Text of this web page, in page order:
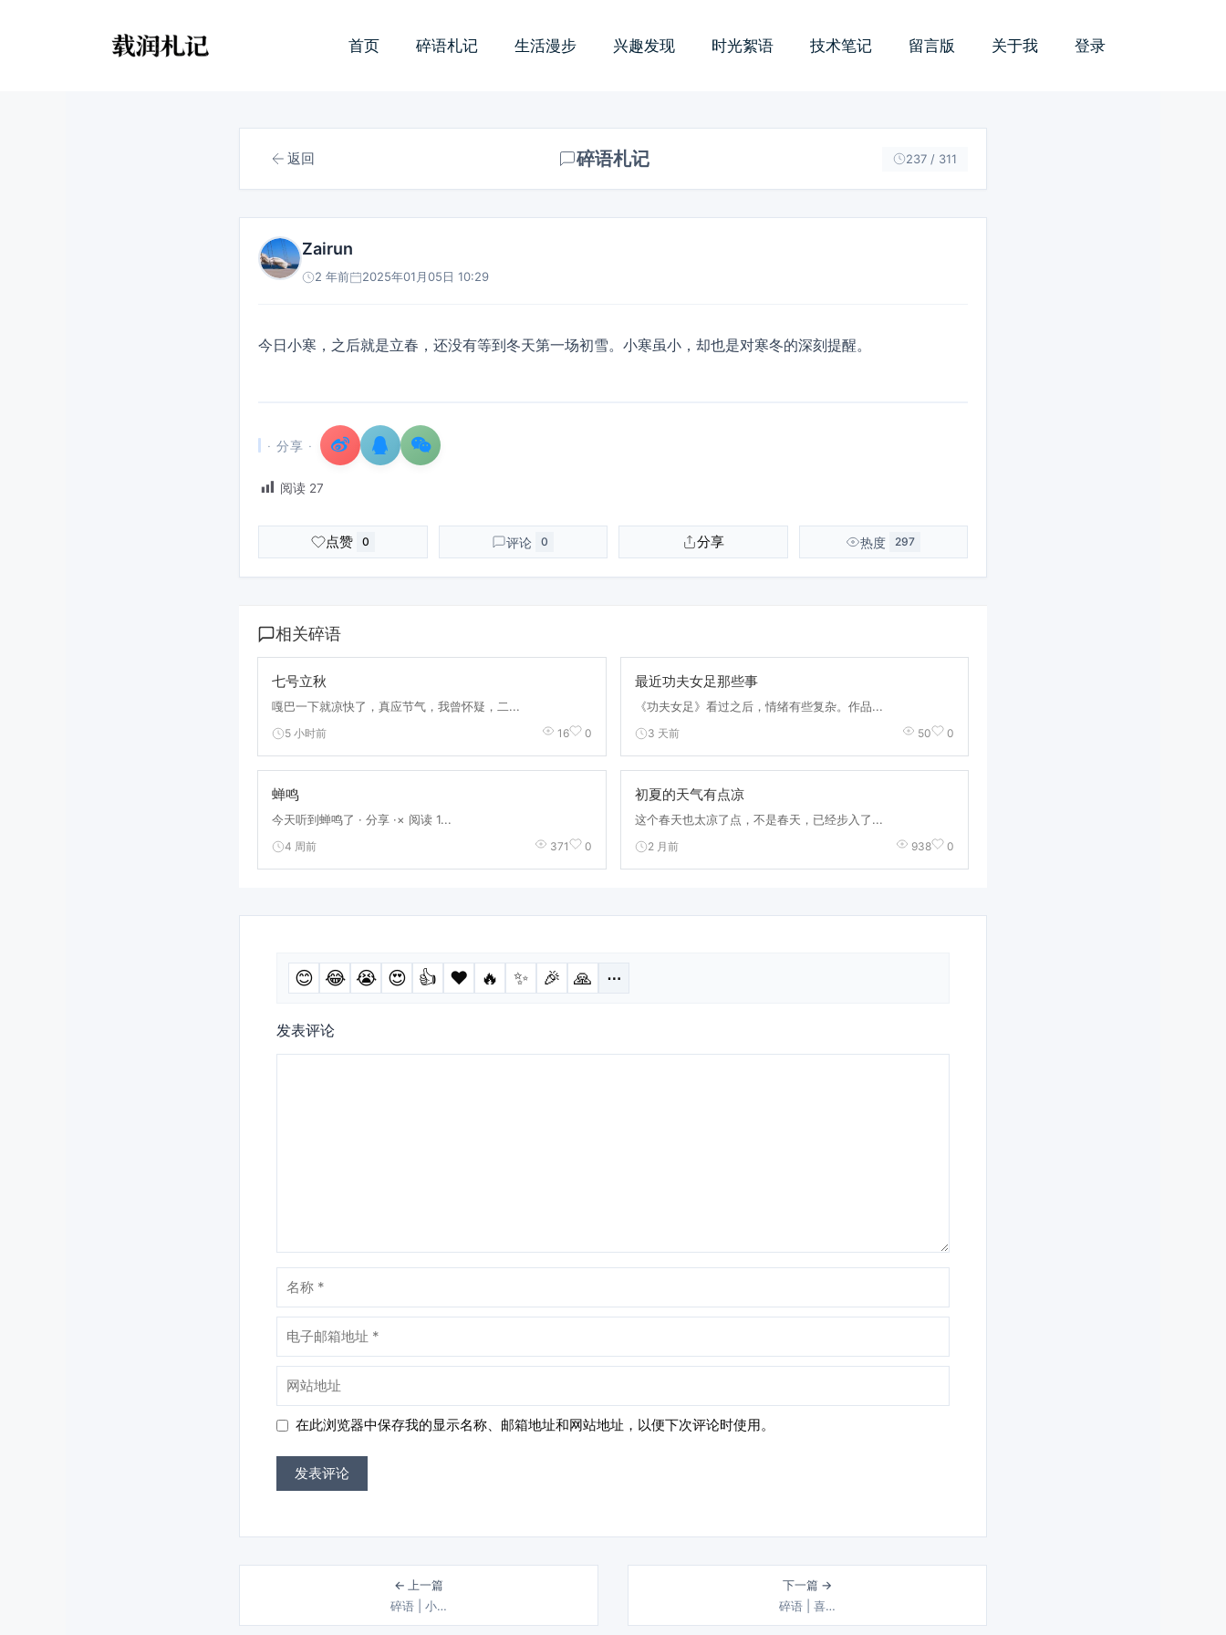
首页 碎语札记 生活漫步 兴趣发现 时光絮语 技术笔记 留言版 关于我 登录
返回 碎语札记 237 / 311
Zairun
2 年前 2025年01月05日 10:29
今日小寒，之后就是立春，还没有等到冬天第一场初雪。小寒虽小，却也是对寒冬的深刻提醒。
· 分享 ·
阅读 27
点赞 0 评论 0 分享 热度 297
相关碎语
七号立秋
嘎巴一下就凉快了，真应节气，我曾怀疑，二...
5 小时前 16 0
最近功夫女足那些事
《功夫女足》看过之后，情绪有些复杂。作品...
3 天前 50 0
蝉鸣
今天听到蝉鸣了 · 分享 ·× 阅读 1...
4 周前 371 0
初夏的天气有点凉
这个春天也太凉了点，不是春天，已经步入了...
2 月前 938 0
😊 😂 😭 😍 👍 ❤️ 🔥 ✨ 🎉 🙏 ⋯
发表评论
称
子
邮
箱
地
址
站
址
在此浏览器中保存我的显示名称、邮箱地址和网站地址，以便下次评论时使用。
← 上一篇
碎语 | 小…
下一篇 →
碎语 | 喜…